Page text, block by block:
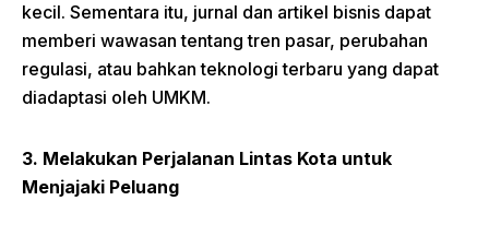
kecil. Sementara itu, jurnal dan artikel bisnis dapat
memberi wawasan tentang tren pasar, perubahan
regulasi, atau bahkan teknologi terbaru yang dapat
diadaptasi oleh UMKM.
3. Melakukan Perjalanan Lintas Kota untuk
Menjajaki Peluang